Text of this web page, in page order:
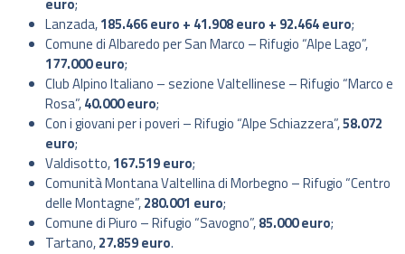
Lanzada,185.466 euro + 41.908 euro + 92.464 euro;
Comune di Albaredo per San Marco – Rifugio “Alpe Lago”,
177.000 euro;
Club Alpino Italiano – sezione Valtellinese – Rifugio “Marco e
Rosa”,40.000 euro;
Con i giovani per i poveri – Rifugio “Alpe Schiazzera”,58.072
euro;
Valdisotto,167.519 euro;
Comunità Montana Valtellina di Morbegno – Rifugio “Centro
delle Montagne”,280.001 euro;
Comune di Piuro – Rifugio “Savogno”,85.000 euro;
Tartano,27.859 euro.